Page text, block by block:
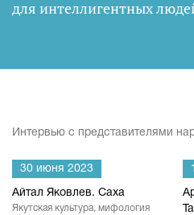
для интеллигентных
Интервью с представителями
30 июня 2023
Айтал Яковлев. Саха
Якутская культура, мифология